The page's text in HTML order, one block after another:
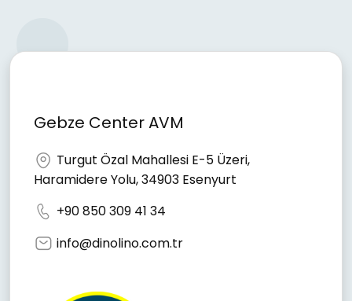
Gebze Center AVM
Turgut Özal Mahallesi E-5 Üzeri,
Haramidere Yolu, 34903 Esenyurt
+90 850 309 41 34
info@dinolino.com.tr